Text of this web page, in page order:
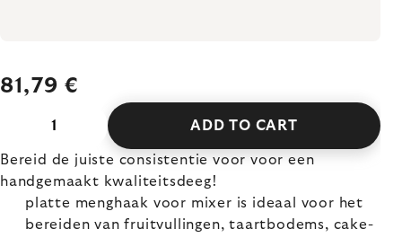
81,79 €
ADD TO CART
Bereid de juiste consistentie voor voor een
handgemaakt kwaliteitsdeeg!
platte menghaak voor mixer is ideaal voor het
bereiden van fruitvullingen, taartbodems, cake-